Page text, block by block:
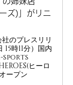
ズ)」がリニ
社のプレスリリ
15時11分）国内
sports
ヒーロ
ープン